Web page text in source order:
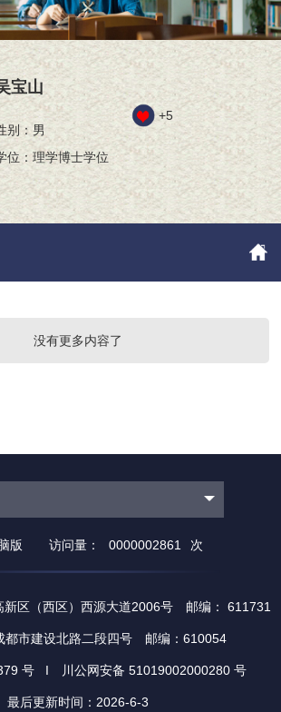
宝山
别：男
位：理学博士学位
+5
没有更多内容了
版 访问量： 0000002861 次
新区（西区）西源大道2006号 邮编： 611731
都市建设北路二段四号 邮编：610054
号 I 川公网安备 51019002000280 号
最后更新时间： 2026-6-3